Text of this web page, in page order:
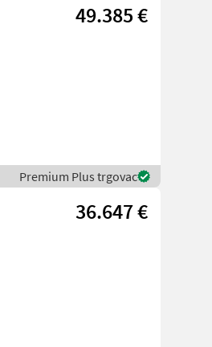
49.385 €
Premium Plus trgovac
36.647 €